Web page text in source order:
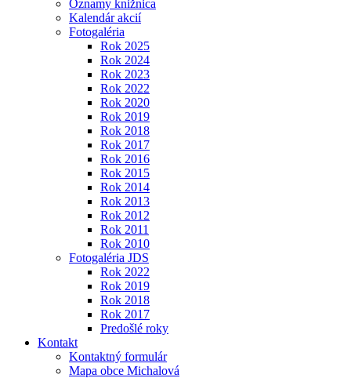
Oznamy knižnica
Kalendár akcií
Fotogaléria
Rok 2025
Rok 2024
Rok 2023
Rok 2022
Rok 2020
Rok 2019
Rok 2018
Rok 2017
Rok 2016
Rok 2015
Rok 2014
Rok 2013
Rok 2012
Rok 2011
Rok 2010
Fotogaléria JDS
Rok 2022
Rok 2019
Rok 2018
Rok 2017
Predošlé roky
Kontakt
Kontaktný formulár
Mapa obce Michalová